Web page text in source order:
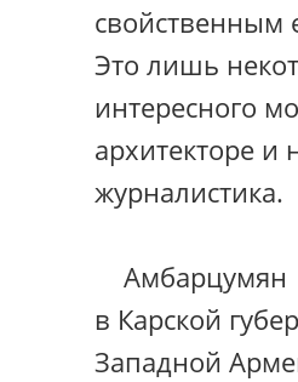
Это лишь
интересного
архитекторе и
журналистика.
Амбарцумян
в Карской
Западной